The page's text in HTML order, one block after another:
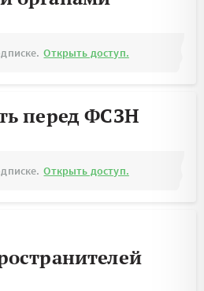
Открыть доступ.
перед ФСЗН
Открыть доступ.